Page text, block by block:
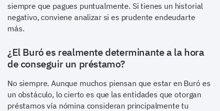
siempre que pagues puntualmente. Si tienes un historial
negativo, conviene analizar si es prudente endeudarte
más.
¿El Buró es realmente determinante a la hora
de conseguir un préstamo?
No siempre. Aunque muchos piensan que estar en Buró es
un obstáculo, lo cierto es que las entidades que otorgan
préstamos vía nómina consideran principalmente tu